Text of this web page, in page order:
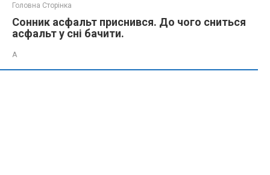
Головна Сторінка
Сонник асфальт приснився. До чого сниться
асфальт у сні бачити.
А